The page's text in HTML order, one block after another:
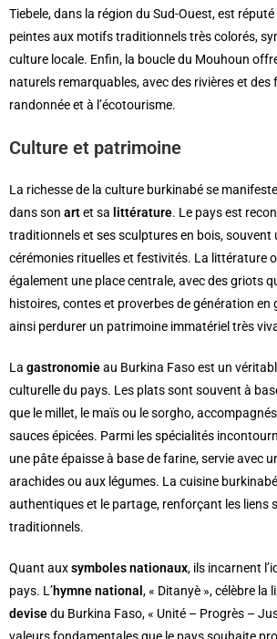
Tiebele, dans la région du Sud-Ouest, est
peintes aux motifs traditionnels très colorés,
culture locale. Enfin, la boucle du Mouhoun
naturels remarquables, avec des rivières et
randonnée et à l’écotourisme.
Culture et patrimoine
La richesse de la culture burkinabé se
dans son artet sa littérature. Le pays est
traditionnels et ses sculptures en bois, souvent
cérémonies rituelles et festivités. La littérature
également une place centrale, avec des griots
histoires, contes et proverbes de génération
ainsi perdurer un patrimoine immatériel très
La gastronomieau Burkina Faso est un
culturelle du pays. Les plats sont souvent à
que le millet, le maïs ou le sorgho,
sauces épicées. Parmi les spécialités
une pâte épaisse à base de farine, servie avec
arachides ou aux légumes. La cuisine
authentiques et le partage, renforçant les liens
traditionnels.
Quant auxsymboles nationaux, ils incarnent
pays. L’hymne national , « Ditanyè », célèbre la
devisedu Burkina Faso, « Unité – Progrès –